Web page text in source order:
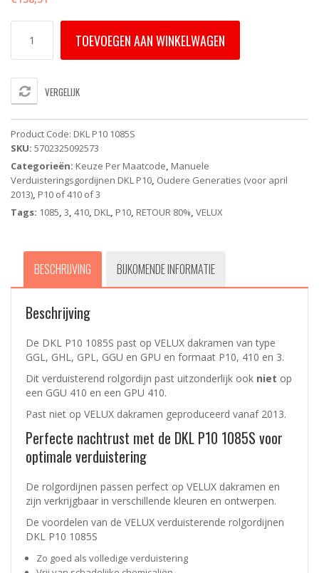
VELUX
Verduisterend
Beige
-
Handbediend
-
Oude
Generatie
TOEVOEGEN AAN WINKELWAGEN
VERGELIJK
Product Code: DKL P10 1085S
SKU: 5702325092573
Categorieën: Keuze Per Maatcode, Manuele
Verduisteringsgordijnen DKL P10, Oudere Generaties (voor april
2013), P10 of 410 of 3
Tags: 1085, 3, 410, DKL, P10, RETOUR 80%, VELUX
BESCHRIJVING BIJKOMENDE INFORMATIE
Beschrijving
De DKL P10 1085S past op VELUX dakramen van type
GGL, GHL, GPL, GGU en GPU en formaat P10, 410 en 3.
Dit verduisterend rolgordijn past uitzonderlijk ook niet op
een GGU 410 en een GPU 410.
Past niet op VELUX dakramen geproduceerd vanaf 2013.
Perfecte nachtrust met de DKL P10 1085S voor
optimale verduistering
De rolgordijnen passen perfect op VELUX dakramen en
zijn verkrijgbaar in verschillende kleuren en ontwerpen.
De voordelen van de VELUX verduisterende rolgordijnen
DKL P10 1085S
Zo goed als volledige verduistering